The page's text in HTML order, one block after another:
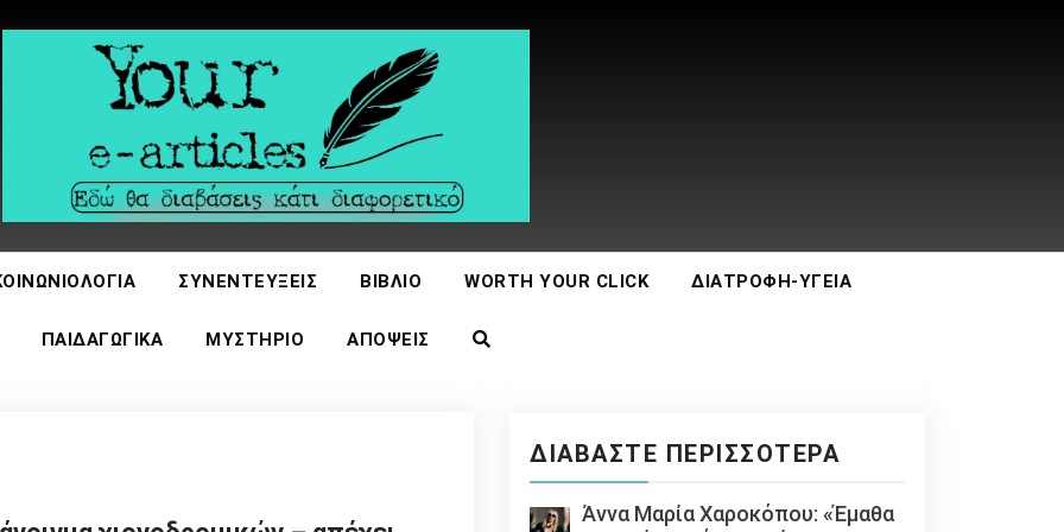
ΣΥΝΕΝΤΕΎΞΕΙΣ ΒΙΒΛΊΟ WORTH YOUR CLICK ΔΙΑΤΡΟΦΉ-ΥΓΕΊΑ
ΠΑΙΔΑΓΩΓΙΚΆ ΜΥΣΤΉΡΙΟ ΑΠΌΨΕΙΣ
ΔΙΑΒΆΣΤΕ ΠΕΡΙΣΣΌΤΕΡΑ
Άννα Μαρία Χαροκόπου: «Έμαθα